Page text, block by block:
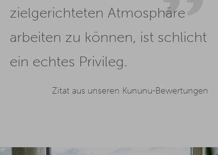
zielgerichteten Atmosphäre
arbeiten zu können, ist schlicht
ein echtes Privileg.
Zitat aus unseren Kununu-Bewertungen